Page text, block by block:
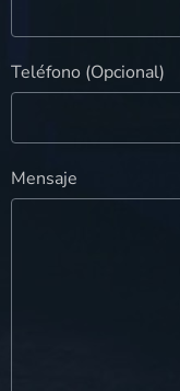
Teléfono (Opcional)
Mensaje